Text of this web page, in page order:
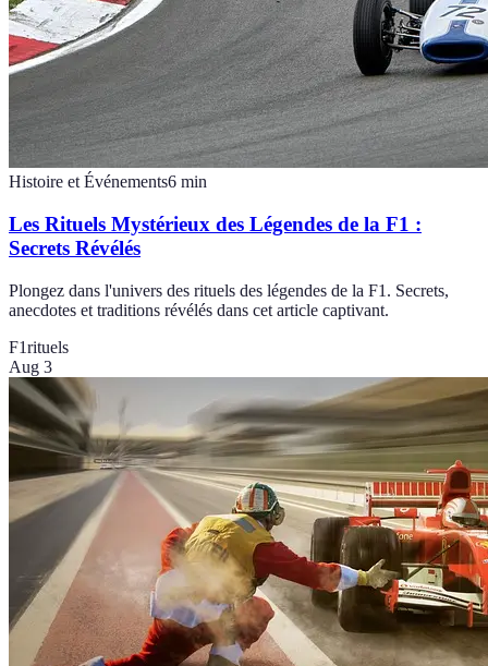
Histoire et Événements6 min
Les Rituels Mystérieux des Légendes de la F1 :
Secrets Révélés
Plongez dans l'univers des rituels des légendes de la F1. Secrets,
anecdotes et traditions révélés dans cet article captivant.
F1rituels
Aug 3